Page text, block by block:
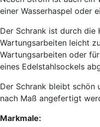
einer Wasserhaspel oder
Der Schrank ist durch die
Wartungsarbeiten leicht
Wartungsarbeiten oder
eines Edelstahlsockels
Der Schrank bleibt schön
nach Maß angefertigt
Markmale: